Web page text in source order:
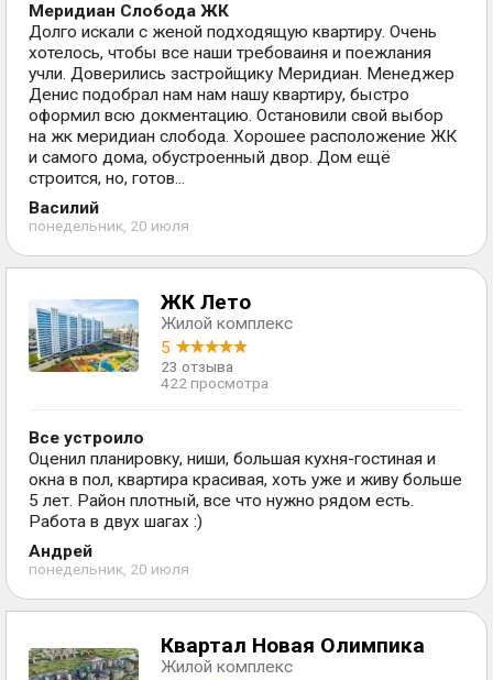
Меридиан Слобода ЖК
Долго искали с женой подходящую квартиру. Очень
хотелось, чтобы все наши требоваиня и поежлания
учли. Доверились застройщику Меридиан. Менеджер
Денис подобрал нам нам нашу квартиру, быстро
оформил всю докментацию. Остановили свой выбор
на жк меридиан слобода. Хорошее расположение ЖК
и самого дома, обустроенный двор. Дом ещё
строится, но, готов...
Василий
понедельник, 20 июля
ЖК Лето
Жилой комплекс
5
23 отзыва
422 просмотра
Все устроило
Оценил планировку, ниши, большая кухня-гостиная и
окна в пол, квартира красивая, хоть уже и живу больше
5 лет. Район плотный, все что нужно рядом есть.
Работа в двух шагах :)
Андрей
понедельник, 20 июля
Квартал Новая Олимпика
Жилой комплекс